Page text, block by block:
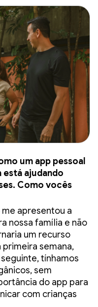
um app pessoal
está ajudando
Como vocês
apresentou a
nossa família e não
um recurso
primeira semana,
tínhamos
sem
do app para
com crianças